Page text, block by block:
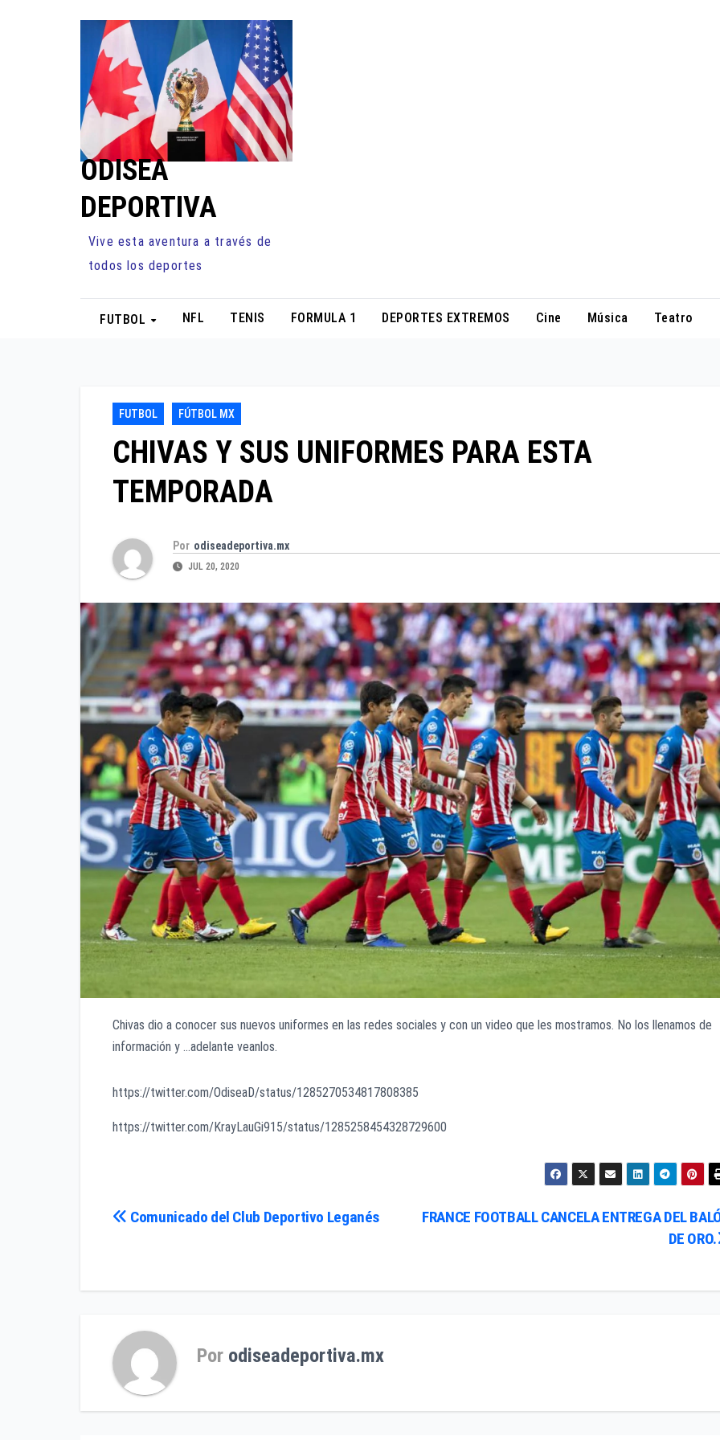
ODISEA
DEPORTIVA
Vive esta aventura a través de
todos los deportes
FUTBOL NFL TENIS FORMULA 1 DEPORTES EXTREMOS Cine Música Teatro
FUTBOL FÚTBOL MX
CHIVAS Y SUS UNIFORMES PARA ESTA
TEMPORADA
Por odiseadeportiva.mx
JUL 20, 2020
Chivas dio a conocer sus nuevos uniformes en las redes sociales y con un video que les mostramos. No los llenamos de
información y …adelante veanlos.
https://twitter.com/OdiseaD/status/1285270534817808385
https://twitter.com/KrayLauGi915/status/1285258454328729600
Navegación
entradas
FRANCE FOOTBALL CANCELA ENTREGA DEL
DE ORO.
Comunicado del Club Deportivo Leganés
Por odiseadeportiva.mx